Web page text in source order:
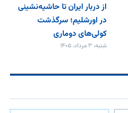
از دربار ایران تا حاشیه‌نشینی
در اورشلیم؛ سرگذشت
کولی‌های دوماری
شنبه، ۳ مرداد، ۱۴۰۵